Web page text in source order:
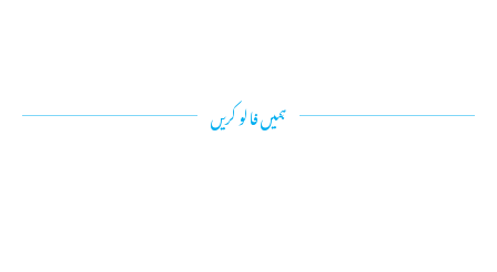
ہمیں فالو کریں